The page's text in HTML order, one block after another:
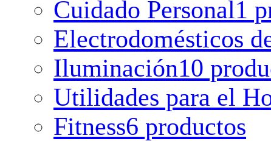
Cuidado Personal1
Electrodomésticos
Iluminación10
Utilidades para el
Fitness6 productos